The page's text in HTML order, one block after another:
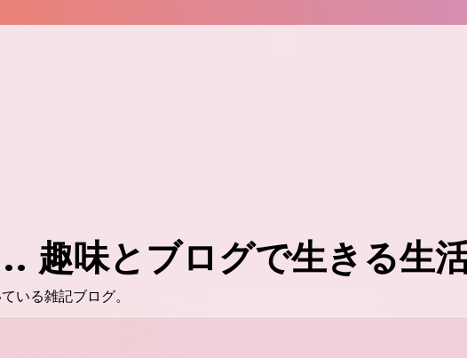
趣味とブログで生きる生
いる雑記ブログ。